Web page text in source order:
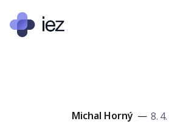
Michal Horný — 8. 4.